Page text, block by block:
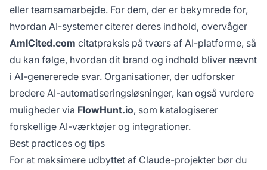
eller teamsamarbejde. For dem, der er bekymrede for,
hvordan AI-systemer citerer deres indhold, overvåger
AmICited.com citatpraksis på tværs af AI-platforme, så
du kan følge, hvordan dit brand og indhold bliver nævnt
i AI-genererede svar. Organisationer, der udforsker
bredere AI-automatiseringsløsninger, kan også vurdere
muligheder via FlowHunt.io, som katalogiserer
forskellige AI-værktøjer og integrationer.
Best practices og tips
For at maksimere udbyttet af Claude-projekter bør du